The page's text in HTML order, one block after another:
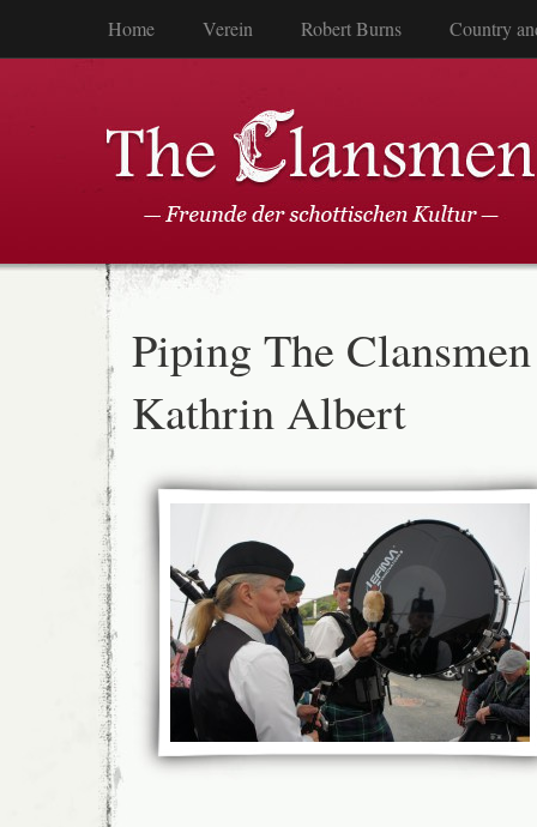
Home Verein Robert Burns Country
Piping The
Kathrin Albert